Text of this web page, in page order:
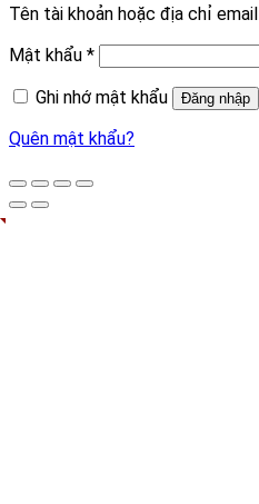
Tên tài khoản hoặc địa chỉ email
Mật khẩu *Bắt
buộc
Ghi nhớ mật khẩu
Đăng nhập
Quên mật khẩu?